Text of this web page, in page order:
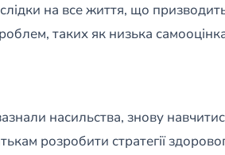
на все життя, що
таких як низька
насильства, знову
розробити стратегії